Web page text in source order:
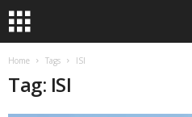
Home Tags ISI
Tag: ISI